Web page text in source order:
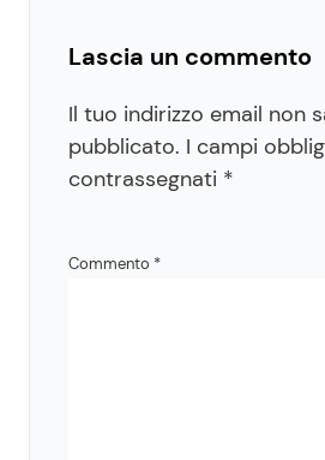
Lascia un commento
Il tuo indirizzo email non
pubblicato. I campi
contrassegnati *
Commento *